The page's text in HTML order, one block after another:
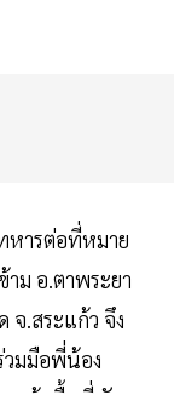
หารต่อที่หมาย
ม อ.ตาพระยา
จ.สระแก้ว จึง
วมมือพี่น้อง